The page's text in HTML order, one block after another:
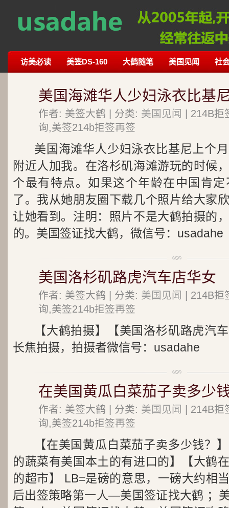
访美必读 美签DS-160 大鹤随笔 美国见闻 社
美国海滩华人少妇泳衣比基
作者: 美签大鹤 | 分类: 美国见闻
| 214B
询,美签214b拒签再签
美国海滩华人少妇泳衣比基尼上个
附近人加我。在洛杉矶海滩游玩的时候
个最有特点。如果这个年龄在中国肯
了。我从她朋友圈下载几个照片给大家
让她看到。注明：照片不是大鹤拍摄的
的。美国签证找大鹤，微信号：usadahe
美国洛杉矶路虎汽车店华女
作者: 美签大鹤 | 分类: 美国见闻
| 214B
询,美签214b拒签再签
【大鹤拍摄】【美国洛杉矶路虎汽
长焦拍摄，拍摄者微信号：usadahe
在美国黄瓜白菜茄子卖多少
作者: 美签大鹤 | 分类: 美国见闻
| 214B
询,美签214b拒签再签
【在美国黄瓜白菜茄子卖多少钱？
的蔬菜有美国本土的有进口的】【大鹤
的超市】 LB=是磅的意思，一磅大约相
后出签策略第一人—美国签证找大鹤 ；